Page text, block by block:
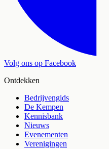
Volg ons op Facebook
Ontdekken
Bedrijvengids
De Kempen
Kennisbank
Nieuws
Evenementen
Verenigingen